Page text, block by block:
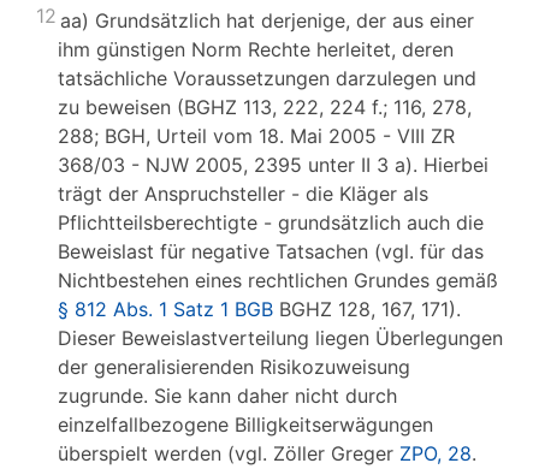
12 aa) Grundsätzlich hat derjenige, der aus einer
ihm günstigen Norm Rechte herleitet, deren
tatsächliche Voraussetzungen darzulegen und
zu beweisen (BGHZ 113, 222, 224 f.; 116, 278,
288; BGH, Urteil vom 18. Mai 2005 - VIII ZR
368/03 - NJW 2005, 2395 unter II 3 a). Hierbei
trägt der Anspruchsteller - die Kläger als
Pflichtteilsberechtigte - grundsätzlich auch die
Beweislast für negative Tatsachen (vgl. für das
Nichtbestehen eines rechtlichen Grundes gemäß
§ 812 Abs. 1 Satz 1 BGB BGHZ 128, 167, 171).
Dieser Beweislastverteilung liegen Überlegungen
der generalisierenden Risikozuweisung
zugrunde. Sie kann daher nicht durch
einzelfallbezogene Billigkeitserwägungen
überspielt werden (vgl. Zöller Greger ZPO, 28.